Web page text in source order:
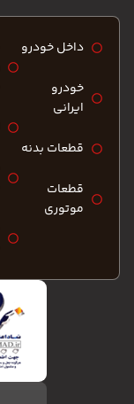
داخل خودرو
خودرو
ایرانی
قطعات بدنه
قطعات
موتوری